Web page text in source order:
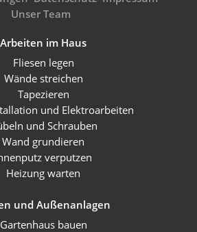
Unser Team
Arbeiten im Haus
Fliesen legen
Wände streichen
Tapezieren
und Elektroarbeiten
und Schrauben
Wand grundieren
verputzen
Heizung warten
und Außenanlagen
Gartenhaus bauen